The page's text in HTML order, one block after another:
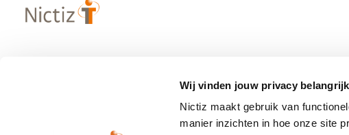
Wij vinden jouw privacy belangrijk
Nictiz maakt gebruik van
manier inzichten in hoe onze site
Populaire
– Informatiestandaarden
– Zibs